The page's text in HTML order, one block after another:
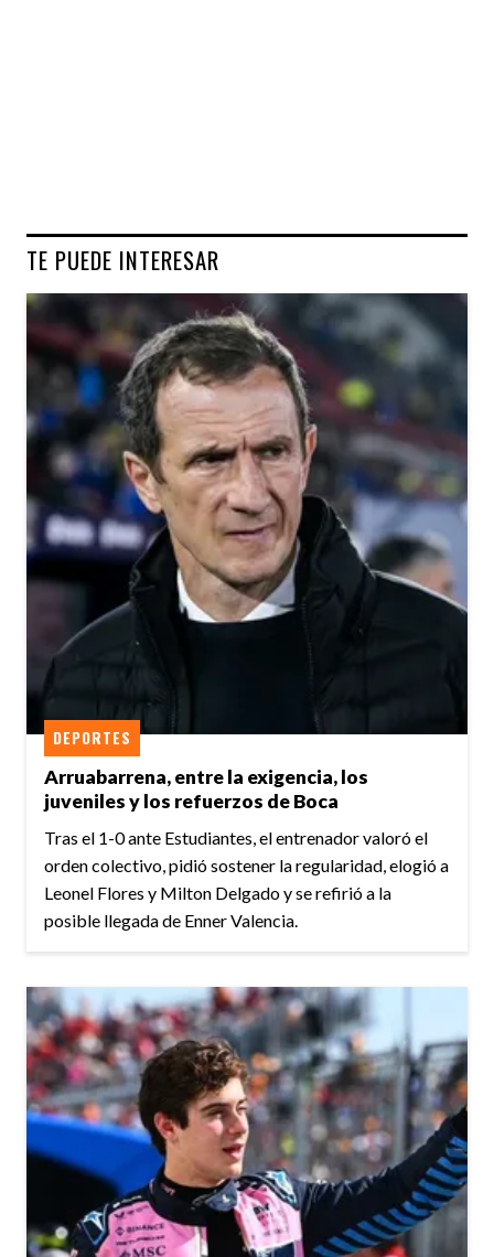
TE PUEDE INTERESAR
Arruabarrena, entre la exigencia, los
juveniles y los refuerzos de Boca
DEPORTES
Tras el 1-0 ante Estudiantes, el entrenador valoró el
orden colectivo, pidió sostener la regularidad, elogió a
Leonel Flores y Milton Delgado y se refirió a la
posible llegada de Enner Valencia.